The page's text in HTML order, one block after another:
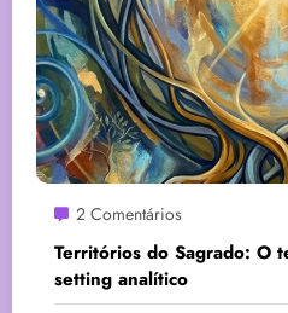
2 Comentários
Territórios do Sagrado: O
setting analítico